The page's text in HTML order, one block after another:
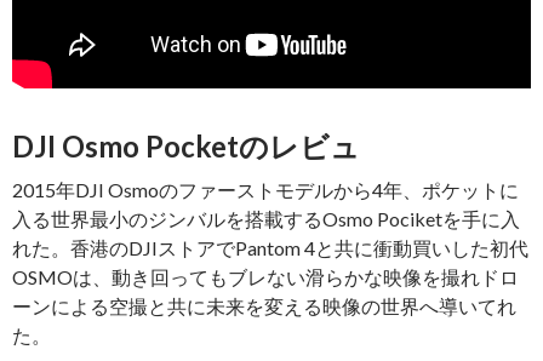
DJI Osmo Pocketのレビュ
2015年DJI Osmoのファーストモデルから4年、ポケットに
入る世界最小のジンバルを搭載するOsmo Pociketを手に入
れた。香港のDJIストアでPantom 4と共に衝動買いした初代
OSMOは、動き回ってもブレない滑らかな映像を撮れドロ
ーンによる空撮と共に未来を変える映像の世界へ導いてれ
た。